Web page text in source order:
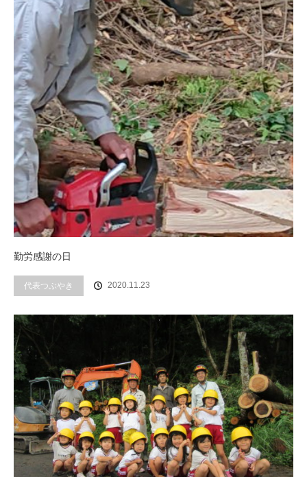
勤労感謝の日
代表つぶやき 2020.11.23